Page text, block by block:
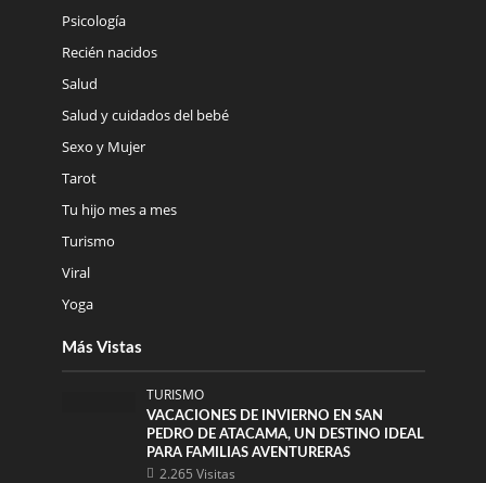
Psicología
Recién nacidos
Salud
Salud y cuidados del bebé
Sexo y Mujer
Tarot
Tu hijo mes a mes
Turismo
Viral
Yoga
Más Vistas
TURISMO
VACACIONES DE INVIERNO EN SAN
PEDRO DE ATACAMA, UN DESTINO IDEAL
PARA FAMILIAS AVENTURERAS
2.265 Visitas